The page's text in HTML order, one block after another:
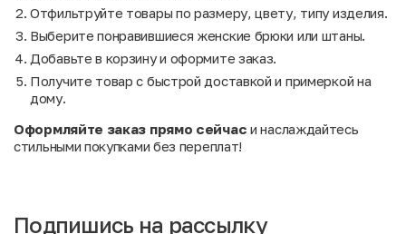
Отфильтруйте товары по размеру, цвету, типу изделия.
Выберите понравившиеся женские брюки или штаны.
Добавьте в корзину и оформите заказ.
Получите товар с быстрой доставкой и примеркой на
дому.
Оформляйте заказ прямо сейчас и наслаждайтесь
стильными покупками без переплат!
Подпишись на рассылку